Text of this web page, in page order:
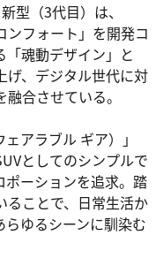
型（3代目）は、
ンフォート」を開発コ
「魂動デザイン」と
げ、デジタル世代に対
合させている。
アラブル ギア）」
としてのシンプルで
ポーションを追求。踏
ることで、日常生活か
ゆるシーンに馴染む